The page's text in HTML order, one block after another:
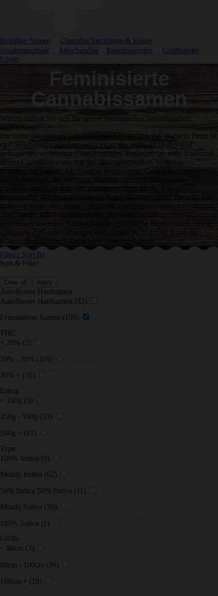
Reguläre Samen
Cannabis Stecklinge & Klone
Sonderangebote
Merchandise Kundenservice
Großhandel
Login
Feminisierte
Cannabissamen
Warum sollten Sie sich für unsere feminisierte Cannabissamen
entscheiden?
Die beste feminisierte Cannabissamen kollektion von Barneys Farm ist
eine atemberaubende Auswahl einiger der weltweit besten und
gefragtesten weiblichen Cannabissorten. Entfessel das volle Potenzial
deines Cannabisgartens mit den unvergleichlichen Vorteilen
feminisierter Samen. Als Pioniere feminisierter Cannabissamen können
wir uns rühmen, der weltweit führende Anbieter feminisierter
Cannabissamen zu sein. Als Züchter eröffnet dir der Einsatz
feminisierter Marihuanasamen ein Reich unermesslicher Vorteile, wie
höhere Erträge, eine starke Trichrome-Zusammensetzung mit erhöhten
THC- und CBD-Konzentrationen, aromatische und
geschmacksintensive Blumensträuße, pünktliche Blütenzyklen sowie
optimierte Anbaubemühungen und räumliche Nutzung durch die
Pflanze Beseitigung männlicher Cannabispflanzen.
Filter / Sort By
Sort & Filter
Clear all Apply
Autoflower Hanfsamen
Autoflower Hanfsamen (32)
Feminisierte Samen (109)
THC
< 20% (2)
20% - 30% (105)
30% + (10)
Ertrag
< 350g (3)
350g - 500g (33)
500g + (81)
Type
100% Indica (9)
Mostly Indica (62)
50% Indica 50% Sativa (11)
Mostly Sativa (30)
100% Sativa (1)
Größe
< 80cm (3)
80cm - 100cm (96)
100cm + (18)